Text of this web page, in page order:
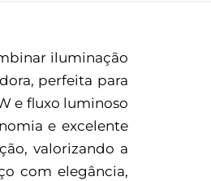
iluminação
perfeita para
e fluxo luminoso
e excelente
valorizando a
com elegância,